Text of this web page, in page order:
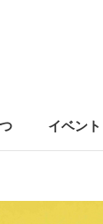
イベント